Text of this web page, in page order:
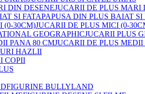
JUCARII DE PLUS MARI
PAPUSA DIN PLUS BAIAT SI
JUCARII DE PLUS MICI (0-
JUCARII PLUS
JUCARII DE PLUS MEDII
HAZLII
COPII
FIGURINE BULLYLAND